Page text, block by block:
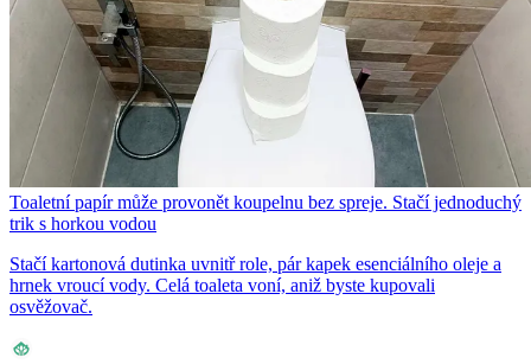
Toaletní papír může provonět koupelnu bez spreje. Stačí jednoduchý
trik s horkou vodou
Stačí kartonová dutinka uvnitř role, pár kapek esenciálního oleje a
hrnek vroucí vody. Celá toaleta voní, aniž byste kupovali
osvěžovač.